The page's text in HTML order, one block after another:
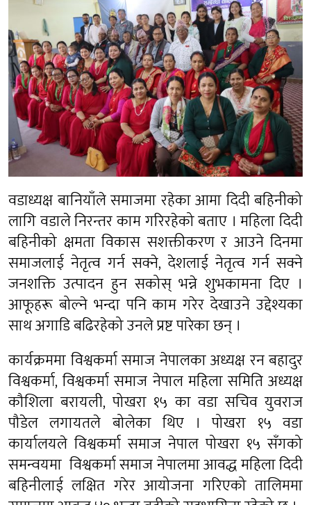
वडाध्यक्ष बानियाँले समाजमा रहेका आमा दिदी बहिनीको
लागि वडाले निरन्तर काम गरिरहेको बताए । महिला दिदी
बहिनीको क्षमता विकास सशक्तीकरणर आउने दिनमा
समाजलाई नेतृत्व गर्न सक्ने, देशलाई नेतृत्व गर्न सक्ने
जनशक्ति उत्पादन हुन सकोस् भन्ने शुभकामना दिए ।
आफूहरू बोल्ने भन्दा पनि काम गरेर देखाउने उद्देश्यका
साथ अगाडि बढिरहेको उनले प्रष्ट पारेका छन् ।
कार्यक्रममा विश्वकर्मा समाज नेपालका अध्यक्ष रन बहादुर
विश्वकर्मा, विश्वकर्मा समाज नेपाल महिला समिति अध्यक्ष
कौशिला बरायली, पोखरा १५ का वडा सचिव युवराज
पौडेल लगायतले बोलेका थिए । पोखरा १५ वडा
कार्यालयले विश्वकर्मा समाज नेपाल पोखरा १५ सँगको
समन्वयमा विश्वकर्मा समाज नेपालमा आवद्ध महिला दिदी
बहिनीलाई लक्षित गरेर आयोजना गरिएको तालिममा